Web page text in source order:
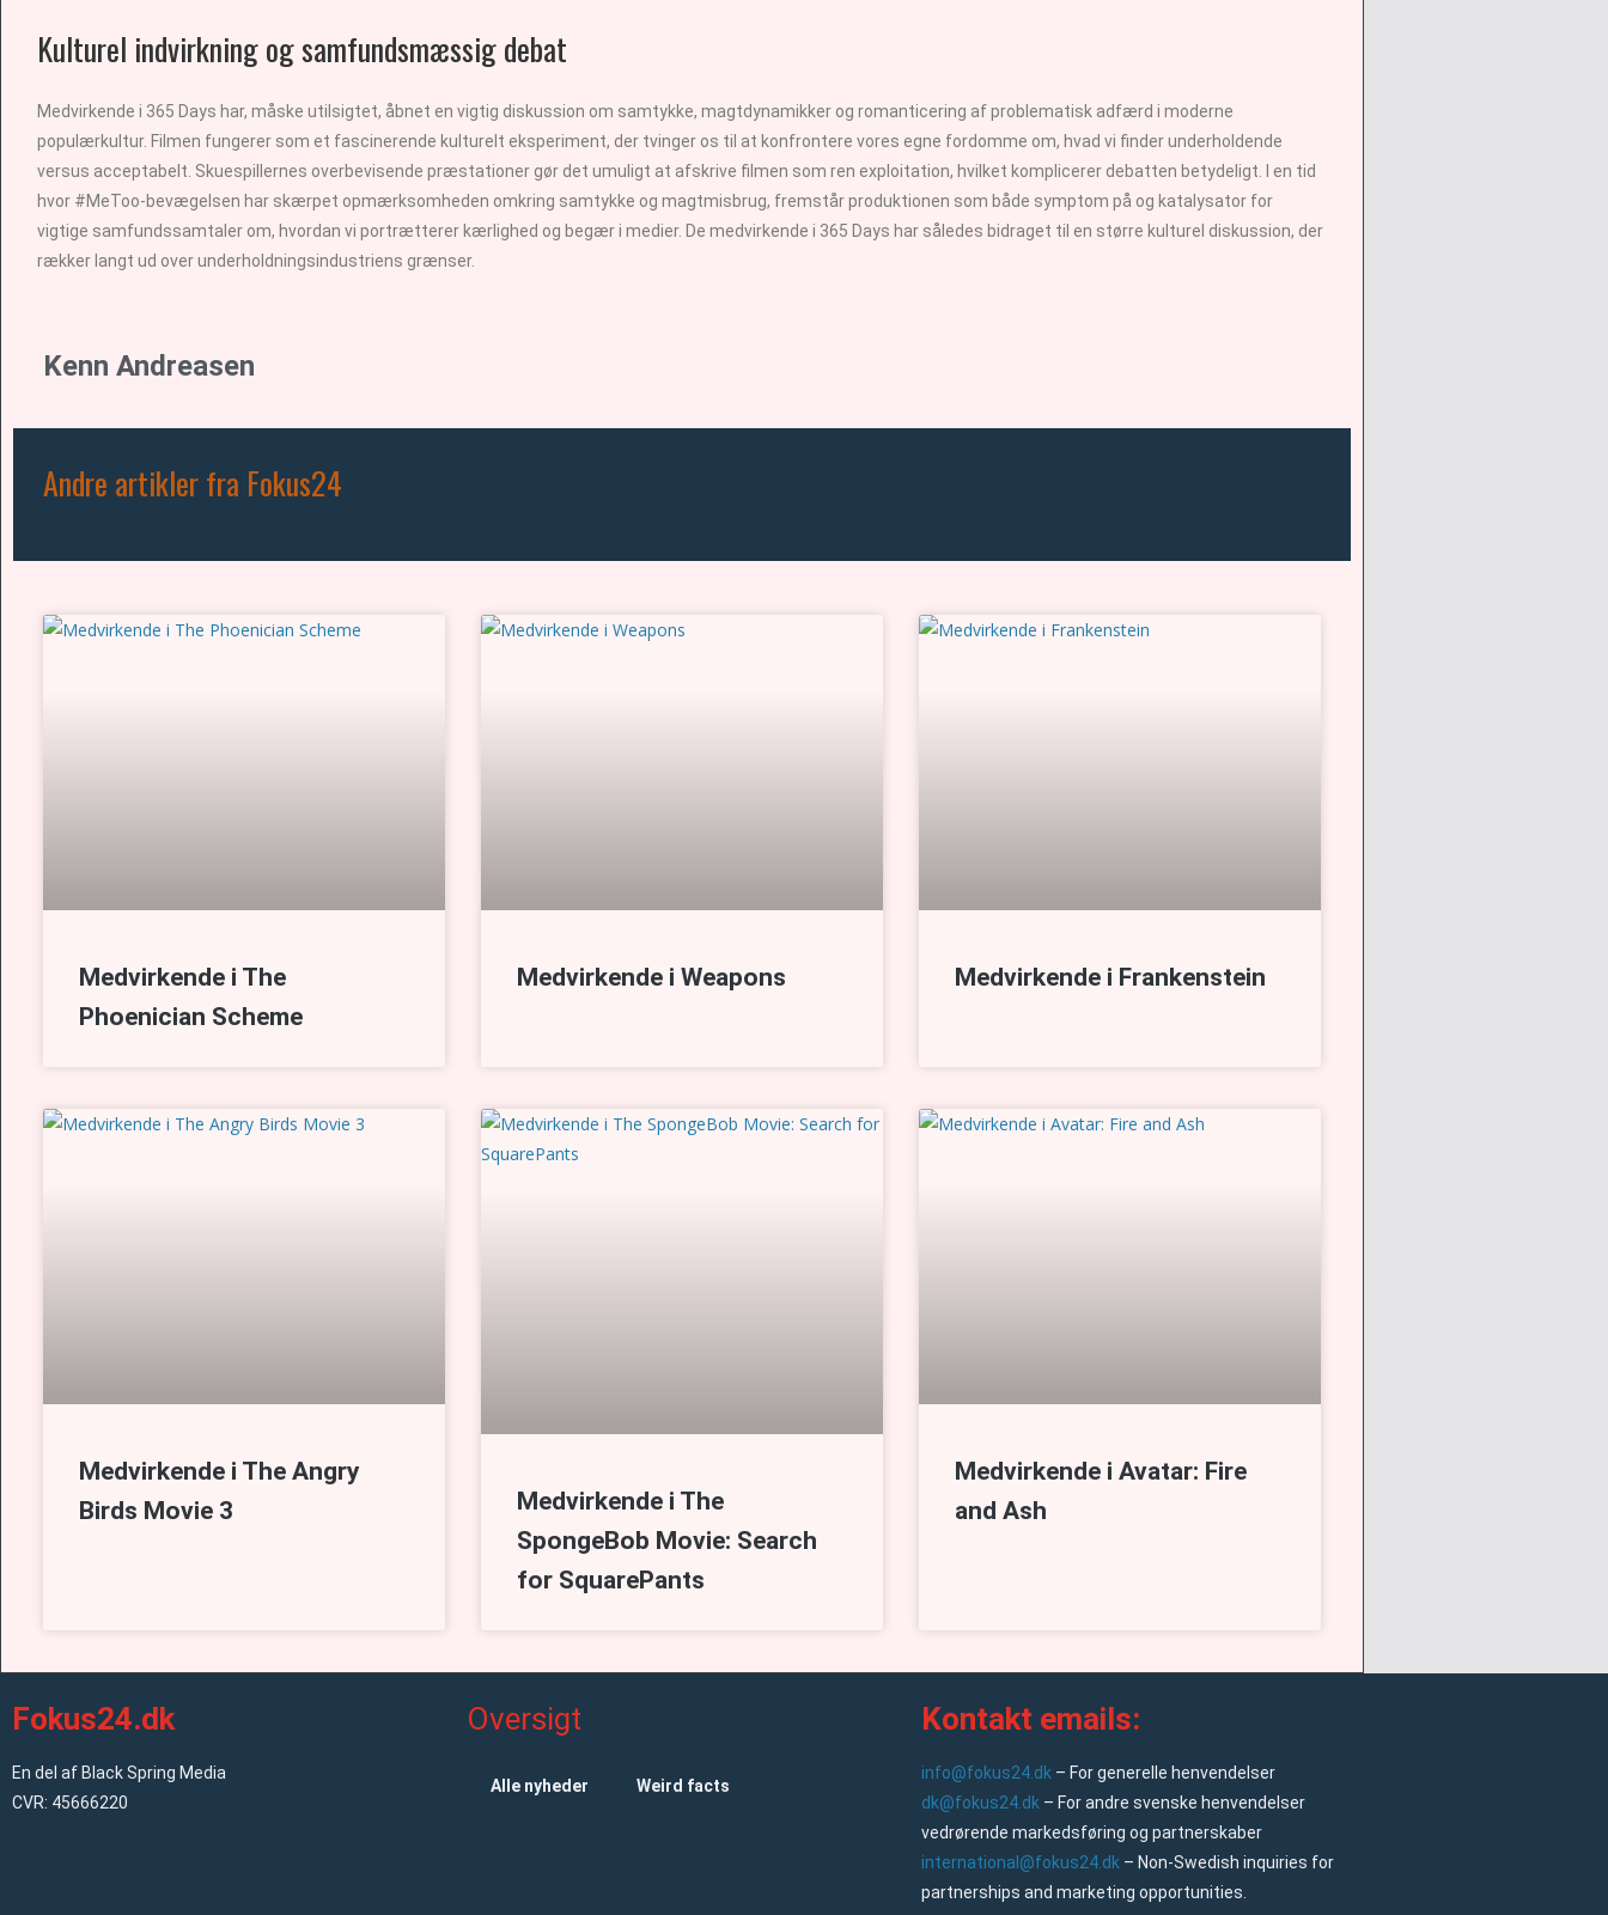
Kulturel indvirkning og samfundsmæssig debat
Medvirkende i 365 Days har, måske utilsigtet, åbnet en vigtig diskussion om samtykke, magtdynamikker og romanticering af problematisk adfærd i moderne
populærkultur. Filmen fungerer som et fascinerende kulturelt eksperiment, der tvinger os til at konfrontere vores egne fordomme om, hvad vi finder underholdende
versus acceptabelt. Skuespillernes overbevisende præstationer gør det umuligt at afskrive filmen som ren exploitation, hvilket komplicerer debatten betydeligt. I en tid
hvor #MeToo-bevægelsen har skærpet opmærksomheden omkring samtykke og magtmisbrug, fremstår produktionen som både symptom på og katalysator for
vigtige samfundssamtaler om, hvordan vi portrætterer kærlighed og begær i medier. De medvirkende i 365 Days har således bidraget til en større kulturel diskussion, der
rækker langt ud over underholdningsindustriens grænser.
Kenn Andreasen
Andre artikler fra Fokus24
Medvirkende i The
Phoenician Scheme
Medvirkende i Weapons Medvirkende i Frankenstein
Medvirkende i The Angry
Birds Movie 3
Medvirkende i The
SpongeBob Movie: Search
for SquarePants
Medvirkende i Avatar: Fire
and Ash
Fokus24.dk
En del af Black Spring Media
CVR: 45666220
Oversigt
Alle nyheder Weird facts
Kontakt emails:
info@fokus24.dk – For generelle henvendelser
dk@fokus24.dk – For andre svenske henvendelser
vedrørende markedsføring og partnerskaber
international@fokus24.dk – Non-Swedish inquiries for
partnerships and marketing opportunities.